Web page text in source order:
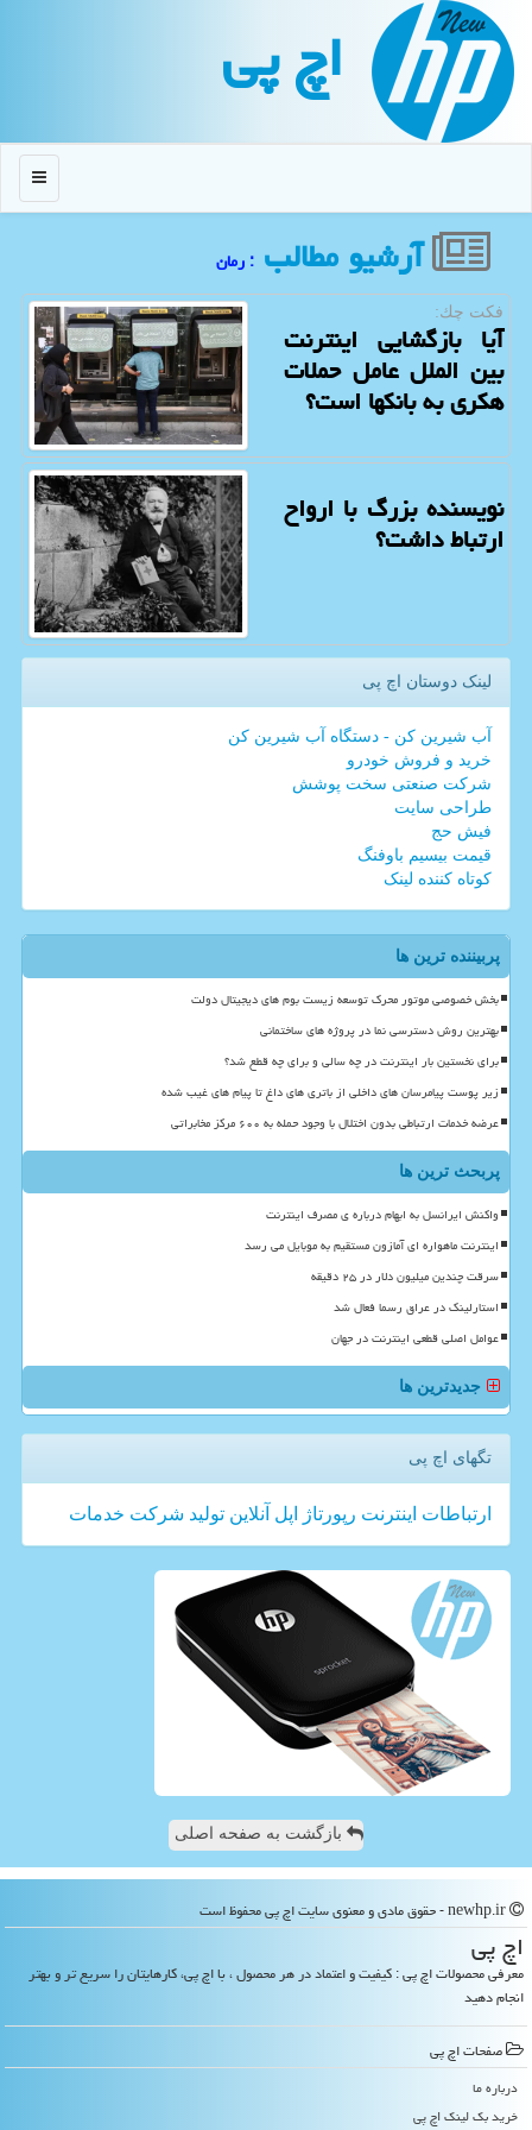
اچ پی
منو
آرشیو مطالب : رمان
فكت چك:
آیا بازگشایی اینترنت
بین الملل عامل حملات
هکری به بانکها است؟
نویسنده بزرگ با ارواح
ارتباط داشت؟
لینک دوستان اچ پی
آب شیرین کن - دستگاه آب شیرین کن
خرید و فروش خودرو
شرکت صنعتی سخت پوشش
طراحی سایت
فیش حج
قیمت بیسیم باوفنگ
کوتاه کننده لینک
پربیننده ترین ها
بخش خصوصی موتور محرک توسعه زیست بوم های دیجیتال دولت
بهترین روش دسترسی نما در پروژه های ساختمانی
برای نخستین بار اینترنت در چه سالی و برای چه قطع شد؟
زیر پوست پیامرسان های داخلی از باتری های داغ تا پیام های غیب شده
عرضه خدمات ارتباطی بدون اختلال با وجود حمله به ۶۰۰ مرکز مخابراتی
پربحث ترین ها
واکنش ایرانسل به ابهام درباره ی مصرف اینترنت
اینترنت ماهواره ای آمازون مستقیم به موبایل می رسد
سرقت چندین میلیون دلار در ۲۵ دقیقه
استارلینک در عراق رسما فعال شد
عوامل اصلی قطعی اینترنت در جهان
جدیدترین ها
تگهای اچ پی
ارتباطات اینترنت رپورتاژ اپل آنلاین تولید شركت خدمات
بازگشت به صفحه اصلی
اچ پی
معرفی محصولات اچ پی : کیفیت و اعتماد در هر محصول ، با اچ پی، کارهایتان را سریع تر و بهتر
انجام دهید
صفحات اچ پی
درباره ما
خرید بک لینک اچ پی